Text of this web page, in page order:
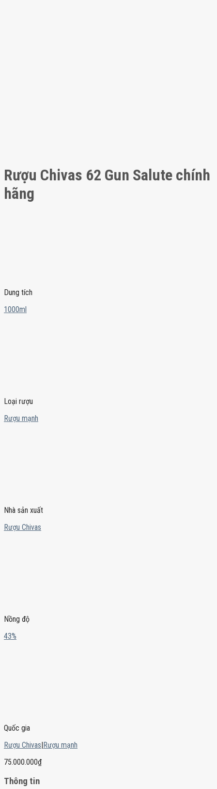
Rượu Chivas 62 Gun Salute chính
hãng
Dung tích
1000ml
Loại rượu
Rượu mạnh
Nhà sản xuất
Rượu Chivas
Nồng độ
43%
Quốc gia
Rượu Chivas|Rượu mạnh
75.000.000₫
Thông tin